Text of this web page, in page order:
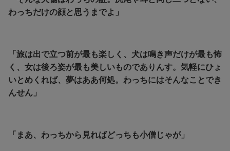
わっちだけの顔と思うまでよ」
「旅は出で立つ前が最も楽しく、犬は鳴き声だけが最も怖
く、女は後ろ姿が最も美しいものでありんす。気軽にひょ
いとめくれば、夢はああ何処。わっちにはそんなことでき
んせん」
「まあ、わっちから見ればどっちも小僧じゃが」